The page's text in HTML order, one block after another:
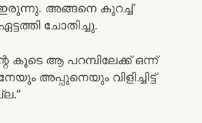
ഇരുന്നു. അങ്ങനെ കുറച്ച്
ചോതിച്ചു.
കൂടെ ആ പറമ്പിലേക്ക് ഒന്ന്
അപ്പുനെയും വിളിച്ചിട്ട്